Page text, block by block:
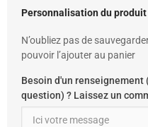
Personnalisation du produit
N’oubliez pas de
pouvoir l’ajouter au panier
Besoin d'un renseignement
question) ? Laissez un